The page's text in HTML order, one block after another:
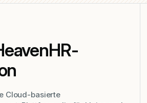
Cloud-basierte